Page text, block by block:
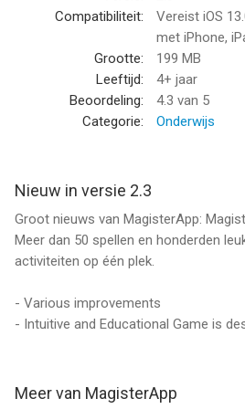
Onze kleurpuzzels zijn educatief en
- Ontwikkelen creativiteit en verbeelding
- Bevorderen hand-oog coördinatie
- Verbeteren zintuiglijke vaardigheden
_ _ _ Abonnementsdetails _ _ _
- Het downloaden van de applicatie is
sommige spellen voor altijd te spelen.
proefperiode van 7 dagen. Na de
je het abonnement wilt voortzetten en
zonder bijkomende kosten.
Compatibiliteit:
Vereist iOS
met iPhone,
Grootte:
199 MB
Leeftijd:
4+ jaar
Beoordeling:
4.3 van 5
Categorie:
Onderwijs
Nieuw in versie 2.3
Groot nieuws van MagisterApp:
Meer dan 50 spellen en honderden
activiteiten op één plek.
- Various improvements
- Intuitive and Educational Game is
Meer van MagisterApp